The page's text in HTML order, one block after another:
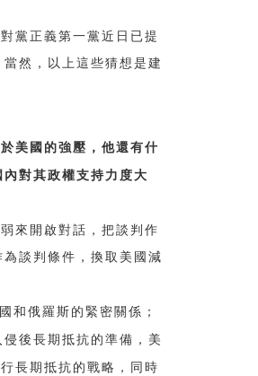
黨正義第一黨近日已提
然，以上這些猜想是建
美國的強壓，他還有什
對其政權支持力度大
來開啟對話，把談判作
談判條件，換取美國減
和俄羅斯的緊密關係；
後長期抵抗的準備，美
長期抵抗的戰略，同時